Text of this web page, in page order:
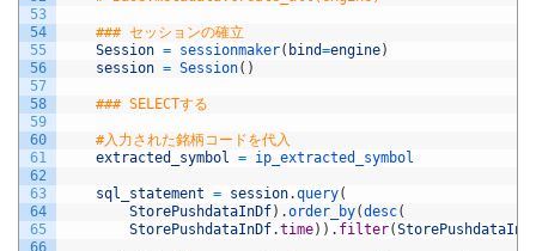
53
54
55
56
57
58
59
60
61
62
63
64
65
### セッションの確立
Session = sessionmaker( bind=engine)
session = Session( )
### SELECTする
#入力された銘柄コードを代入
extracted_symbol = ip_extracted_symbol
sql_statement = session.query(
StorePushdataInDf) .order_by(desc(
StorePushdataInDf.time) ) . filter(